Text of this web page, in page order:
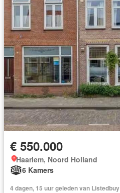
€ 550.000
Haarlem, Noord Holland
6 Kamers
4 dagen, 15 uur geleden van Listedbuy